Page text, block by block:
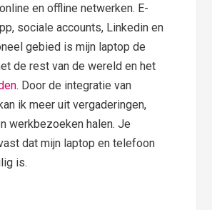
en offline netwerken. E-
sociale accounts, Linkedin en
gebied is mijn laptop de
de rest van de wereld en het
. Door de integratie van
ik meer uit vergaderingen,
werkbezoeken halen. Je
dat mijn laptop en telefoon
is.